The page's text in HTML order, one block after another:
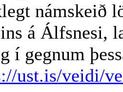
námskeið
á Álfsnesi,
í gegnum
ust.is/veidi/